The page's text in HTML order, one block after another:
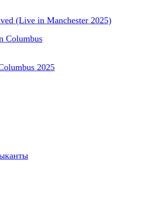
(Live in Manchester 2025)
2025